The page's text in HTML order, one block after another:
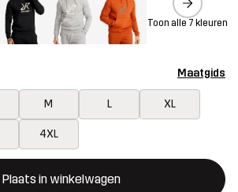
Toon alle 7 kleuren
Maatgids
M L XL
4XL
Plaats in winkelwagen
modal met de bevestiging van een